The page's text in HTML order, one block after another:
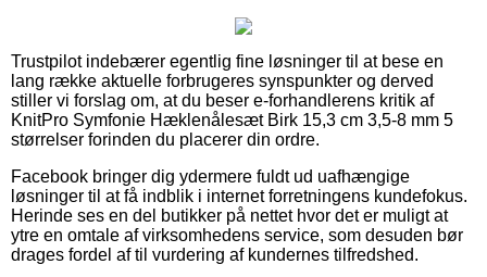
Trustpilot indebærer egentlig fine løsninger til at bese en
lang række aktuelle forbrugeres synspunkter og derved
stiller vi forslag om, at du beser e-forhandlerens kritik af
KnitPro Symfonie Hæklenålesæt Birk 15,3 cm 3,5-8 mm 5
størrelser forinden du placerer din ordre.
Facebook bringer dig ydermere fuldt ud uafhængige
løsninger til at få indblik i internet forretningens kundefokus.
Herinde ses en del butikker på nettet hvor det er muligt at
ytre en omtale af virksomhedens service, som desuden bør
drages fordel af til vurdering af kundernes tilfredshed.